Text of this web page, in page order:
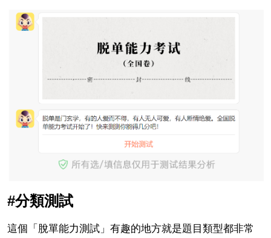
#分類測試
這個「脫單能力測試」有趣的地方就是題目類型都非常